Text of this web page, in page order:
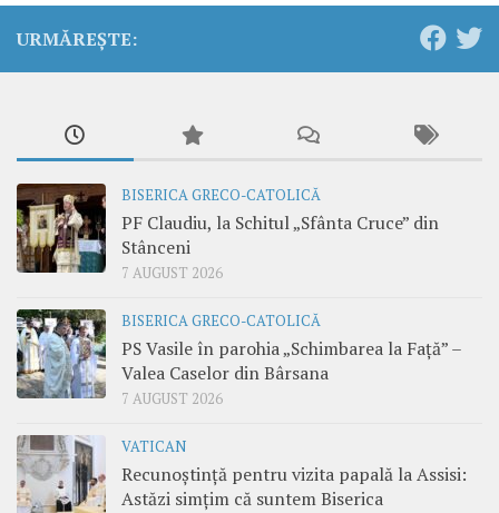
URMĂREȘTE:
BISERICA GRECO-CATOLICĂ
PF Claudiu, la Schitul „Sfânta Cruce” din
Stânceni
7 AUGUST 2026
BISERICA GRECO-CATOLICĂ
PS Vasile în parohia „Schimbarea la Față” –
Valea Caselor din Bârsana
7 AUGUST 2026
VATICAN
Recunoștință pentru vizita papală la Assisi:
Astăzi simțim că suntem Biserica